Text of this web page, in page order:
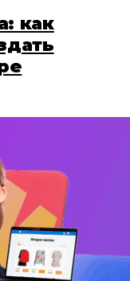
как